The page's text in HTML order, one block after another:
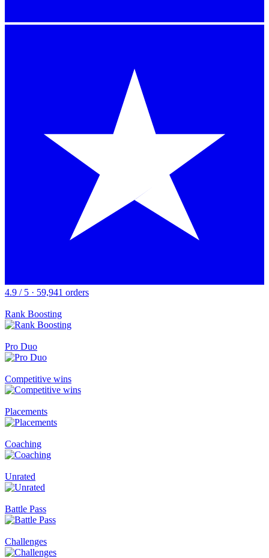
4.9 / 5 · 59,941 orders
Rank Boosting
Pro Duo
Competitive wins
Placements
Coaching
Unrated
Battle Pass
Challenges